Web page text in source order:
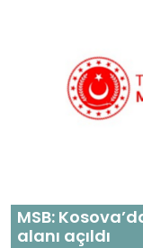
MSB:
alanı açıldı